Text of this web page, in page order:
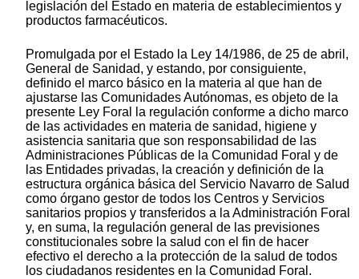
legislación del Estado en materia de establecimientos y
productos farmacéuticos.
Promulgada por el Estado la Ley 14/1986, de 25 de abril,
General de Sanidad, y estando, por consiguiente,
definido el marco básico en la materia al que han de
ajustarse las Comunidades Autónomas, es objeto de la
presente Ley Foral la regulación conforme a dicho marco
de las actividades en materia de sanidad, higiene y
asistencia sanitaria que son responsabilidad de las
Administraciones Públicas de la Comunidad Foral y de
las Entidades privadas, la creación y definición de la
estructura orgánica básica del Servicio Navarro de Salud
como órgano gestor de todos los Centros y Servicios
sanitarios propios y transferidos a la Administración Foral
y, en suma, la regulación general de las previsiones
constitucionales sobre la salud con el fin de hacer
efectivo el derecho a la protección de la salud de todos
los ciudadanos residentes en la Comunidad Foral.